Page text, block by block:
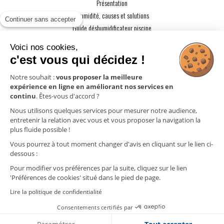
Continuer sans accepter
Voici nos cookies,
c'est vous qui décidez !
Notre souhait :vous proposer la meilleure
expérience en ligne en améliorant nos services en
continu. Êtes-vous d'accord ?
Nous utilisons quelques services pour mesurer notre audience,
entretenir la relation avec vous et vous proposer la navigation la
plus fluide possible !
Vous pourrez à tout moment changer d'avis en cliquant sur le lien ci-
dessous :
Pour modifier vos préférences par la suite, cliquez sur le lien
'Préférences de cookies' situé dans le pied de page.
Lire la politique de confidentialité
Consentements certifiés par
Présentation
L'humidité, causes et solutions
Guide déshumidificateur piscine
Guide VMC
ACTUALITÉS
CONTACT
ESPACE PRO
Mentions légales
Politique de confidentialité
Cliquez ici pour